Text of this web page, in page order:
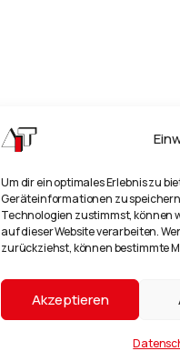
Um dir ein optimales Erlebnis zu
Geräteinformationen zu
Technologien zustimmst, können
auf dieser Website verarbeiten.
zurückziehst, können bestimmte
Akzeptieren